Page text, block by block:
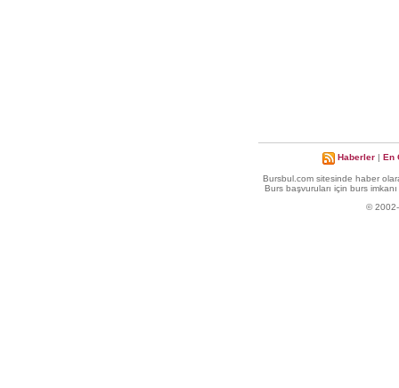
Haberler | En
Bursbul.com sitesinde haber
Burs başvuruları için burs
© 2002-